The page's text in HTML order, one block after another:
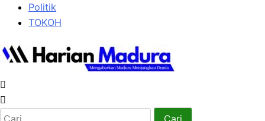
Politik
TOKOH
Cari